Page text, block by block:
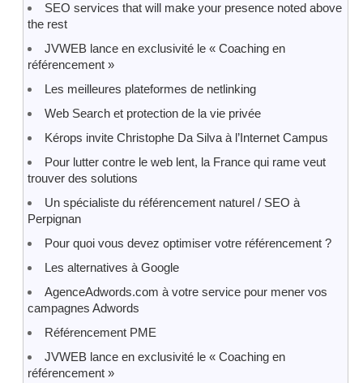
SEO services that will make your presence noted above
the rest
JVWEB lance en exclusivité le « Coaching en
référencement »
Les meilleures plateformes de netlinking
Web Search et protection de la vie privée
Kérops invite Christophe Da Silva à l’Internet Campus
Pour lutter contre le web lent, la France qui rame veut
trouver des solutions
Un spécialiste du référencement naturel / SEO à
Perpignan
Pour quoi vous devez optimiser votre référencement ?
Les alternatives à Google
AgenceAdwords.com à votre service pour mener vos
campagnes Adwords
Référencement PME
JVWEB lance en exclusivité le « Coaching en
référencement »